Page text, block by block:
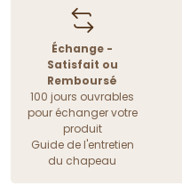
Échange -
Satisfait ou
Remboursé
100 jours ouvrables
pour échanger votre
produit
Guide de l'entretien
du chapeau